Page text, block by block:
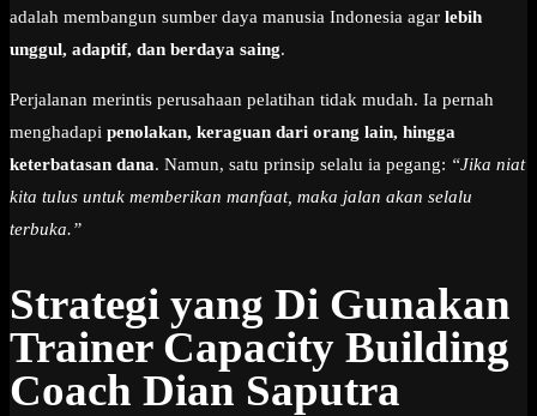
adalah membangun sumber daya manusia Indonesia agar lebih
unggul, adaptif, dan berdaya saing.
Perjalanan merintis perusahaan pelatihan tidak mudah. Ia pernah
menghadapi penolakan, keraguan dari orang lain, hingga
keterbatasan dana. Namun, satu prinsip selalu ia pegang: “Jika niat
kita tulus untuk memberikan manfaat, maka jalan akan selalu
terbuka.”
Strategi yang Di Gunakan
Trainer Capacity Building
Coach Dian Saputra